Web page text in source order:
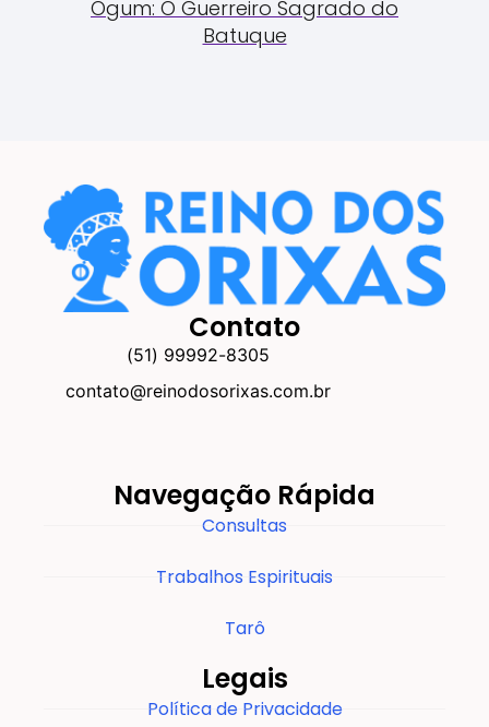
Ogum: O Guerreiro Sagrado do
Batuque
Contato
(51) 99992-8305
contato@reinodosorixas.com.br
Navegação Rápida
Consultas
Trabalhos Espirituais
Tarô
Legais
Política de Privacidade